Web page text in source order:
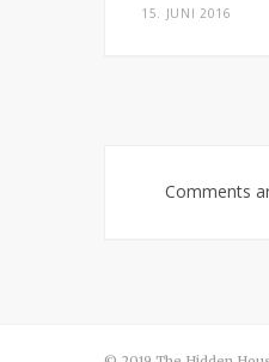
15. JUNI 2016
Comments